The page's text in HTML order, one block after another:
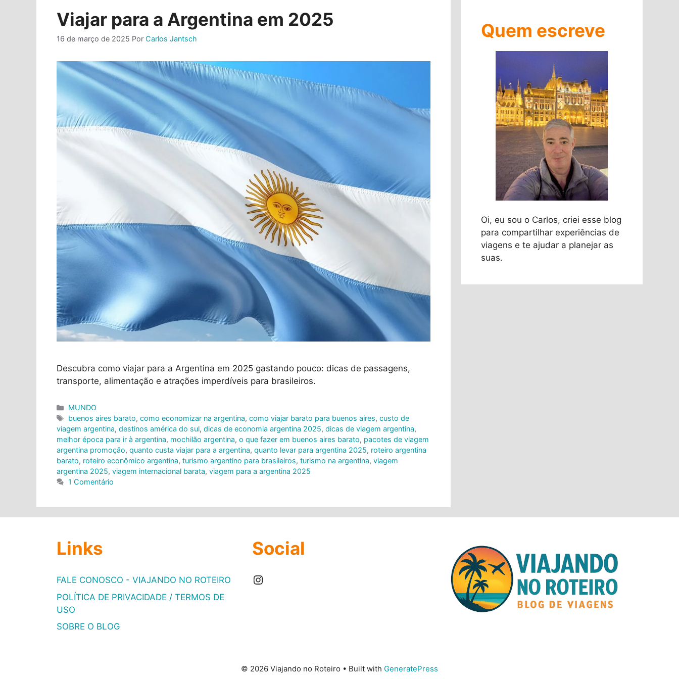
Viajar para a Argentina em 2025
16 de março de 2025 Por Carlos Jantsch
Descubra como viajar para a Argentina em 2025 gastando pouco: dicas de passagens,
transporte, alimentação e atrações imperdíveis para brasileiros.
Categorias
MUNDO
Tags
buenos aires barato,como economizar na argentina,como viajar barato para buenos aires,custo de
viagem argentina, destinos américa do sul, dicas de economia argentina 2025, dicas de viagem argentina,
melhor época para ir à argentina, mochilão argentina, o que fazer em buenos aires barato, pacotes de viagem
argentina promoção, quanto custa viajar para a argentina, quanto levar para argentina 2025, roteiro argentina
barato, roteiro econômico argentina, turismo argentino para brasileiros, turismo na argentina, viagem
argentina 2025, viagem internacional barata, viagem para a argentina 2025
1 Comentário
Quem escreve
Oi, eu sou o Carlos, criei esse blog
para compartilhar experiências de
viagens e te ajudar a planejar as
suas.
Links
FALE CONOSCO - VIAJANDO NO ROTEIRO
POLÍTICA DE PRIVACIDADE / TERMOS DE
USO
SOBRE O BLOG
Social
Instagram
© 2026 Viajando no Roteiro • Built with GeneratePress